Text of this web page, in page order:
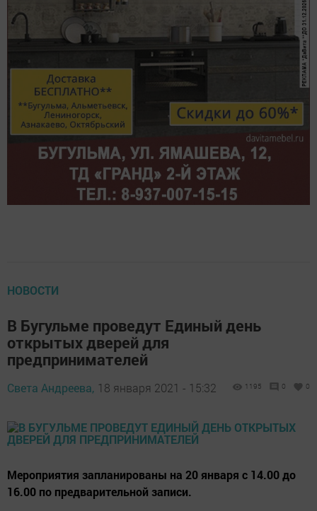
НОВОСТИ
В Бугульме проведут Единый день
открытых дверей для
предпринимателей
Света Андреева, 18 января 2021 - 15:32 1195 0 0
Мероприятия запланированы на 20 января с 14.00 до
16.00 по предварительной записи.